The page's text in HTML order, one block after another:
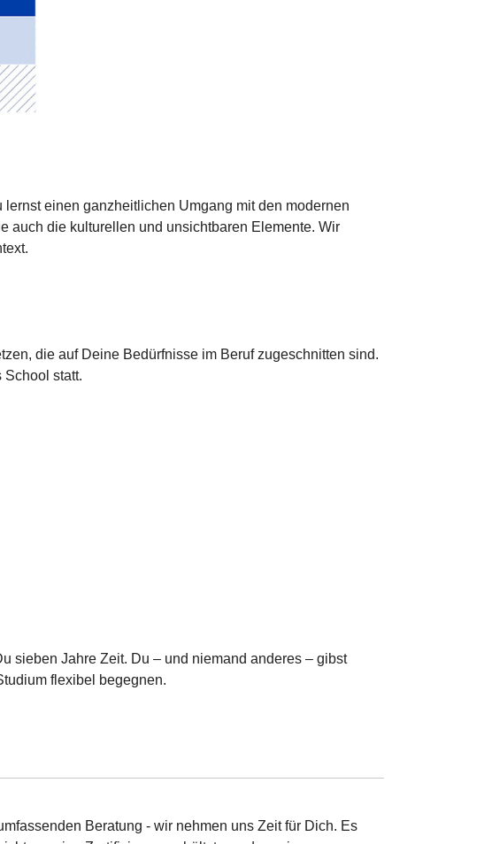
einen ganzheitlichen Umgang mit den modernen
auch die kulturellen und unsichtbaren Elemente. Wir
die auf Deine Bedürfnisse im Beruf zugeschnitten sind.
statt.
sieben Jahre Zeit. Du – und niemand anderes – gibst
flexibel begegnen.
Beratung - wir nehmen uns Zeit für Dich. Es